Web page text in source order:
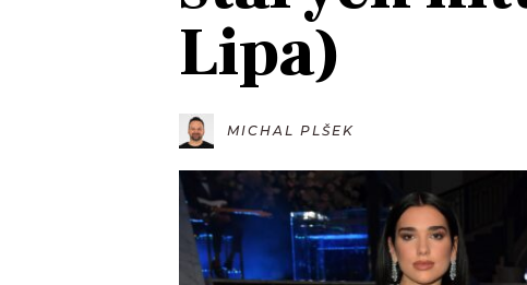
RÁDIO
PROGRAM
SOUTĚŽE
Lipa)
MICHAL PLŠEK